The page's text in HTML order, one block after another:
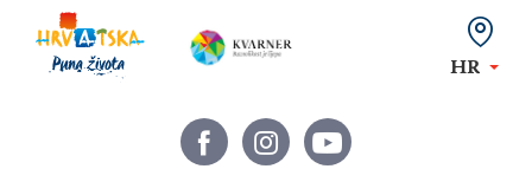
HR